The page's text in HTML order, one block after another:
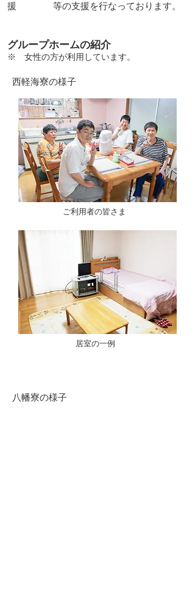
援 等の支援を行なっております。
グループホームの紹介
※ 女性の方が利用しています。
​西軽海寮の様子
​ご利用者の皆さま
​居室の一例
八幡寮の様子